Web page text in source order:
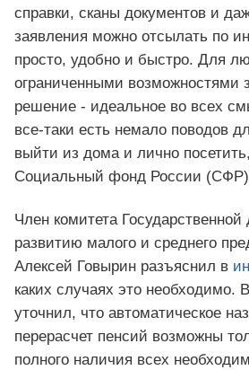
справки, сканы документов и
заявления можно отсылать по
просто, удобно и быстро. Для
ограниченными возможностями
решение - идеальное во всех
все-таки есть немало поводов
выйти из дома и лично
Социальный фонд России
Член комитета
развитию малого и среднего
Алексей Говырин разъяснил в
каких случаях это необходимо.
уточнил, что автоматическое
перерасчет пенсий возможны
полного наличия всех